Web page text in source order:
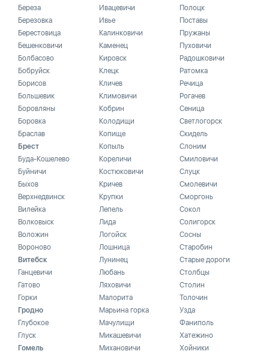
Береза
Березовка
Берестовица
Бешенковичи
Болбасово
Бобруйск
Борисов
Большевик
Боровляны
Боровка
Браслав
Брест
Буда-Кошелево
Буйничи
Быхов
Верхнедвинск
Вилейка
Волковыск
Воложин
Вороново
Витебск
Ганцевичи
Гатово
Горки
Гродно
Глубокое
Глуск
Гомель
Ивацевичи
Ивье
Калинковичи
Каменец
Кировск
Клецк
Кличев
Климовичи
Кобрин
Колодищи
Копище
Копыль
Кореличи
Костюковичи
Кричев
Крупки
Лепель
Лида
Логойск
Лошница
Лунинец
Любань
Ляховичи
Малорита
Марьина горка
Мачулищи
Микашевичи
Михановичи
Полоцк
Поставы
Пружаны
Пуховичи
Радошковичи
Ратомка
Речица
Рогачев
Сеница
Светлогорск
Скидель
Слоним
Смиловичи
Слуцк
Смолевичи
Сморгонь
Сокол
Солигорск
Сосны
Старобин
Старые дороги
Столбцы
Столин
Толочин
Узда
Фаниполь
Хатежино
Хойники